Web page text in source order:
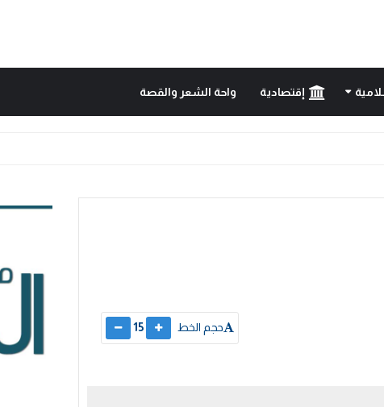
إقتصادية واحة الشعر والقصة
حجم الخط 15